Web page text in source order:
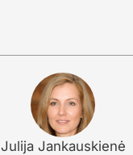
Julija Jankauskienė